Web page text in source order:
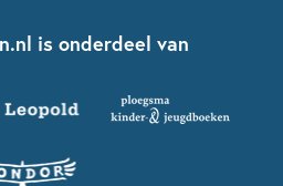
is onderdeel van